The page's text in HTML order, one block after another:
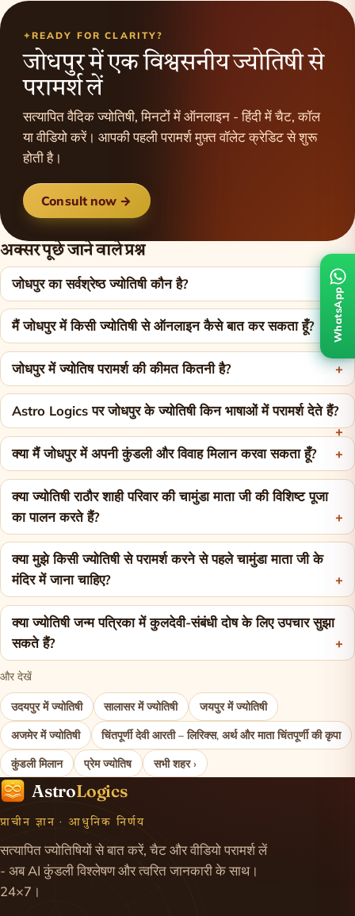
READY FOR CLARITY?
जोधपुर में एक विश्वसनीय ज्योतिषी से
परामर्श लें
सत्यापित वैदिक ज्योतिषी, मिनटों में ऑनलाइन - हिंदी में चैट, कॉल
या वीडियो करें। आपकी पहली परामर्श मुफ़्त वॉलेट क्रेडिट से शुरू
होती है।
Consult now →
अक्सर पूछे जाने वाले प्रश्न
जोधपुर का सर्वश्रेष्ठ ज्योतिषी कौन है?
मैं जोधपुर में किसी ज्योतिषी से ऑनलाइन कैसे बात कर सकता हूँ?
जोधपुर में ज्योतिष परामर्श की कीमत कितनी है?
Astro Logics पर जोधपुर के ज्योतिषी किन भाषाओं में परामर्श देते हैं?
क्या मैं जोधपुर में अपनी कुंडली और विवाह मिलान करवा सकता हूँ?
क्या ज्योतिषी राठौर शाही परिवार की चामुंडा माता जी की विशिष्ट पूजा
का पालन करते हैं?
क्या मुझे किसी ज्योतिषी से परामर्श करने से पहले चामुंडा माता जी के
मंदिर में जाना चाहिए?
क्या ज्योतिषी जन्म पत्रिका में कुलदेवी-संबंधी दोष के लिए उपचार सुझा
सकते हैं?
और देखें
उदयपुर में ज्योतिषी सालासर में ज्योतिषी जयपुर में ज्योतिषी
अजमेर में ज्योतिषी चिंतपूर्णी देवी आरती – लिरिक्स, अर्थ और माता चिंतपूर्णी की कृपा
कुंडली मिलान प्रेम ज्योतिष सभी शहर ›
AstroLogics
प्राचीन ज्ञान · आधुनिक निर्णय
सत्यापित ज्योतिषियों से बात करें, चैट और वीडियो परामर्श लें
- अब AI कुंडली विश्लेषण और त्वरित जानकारी के साथ।
24×7।
WhatsApp